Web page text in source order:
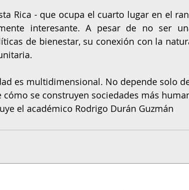
Rica - que ocupa el cuarto lugar en el
interesante. A pesar de no ser
de bienestar, su conexión con la
es multidimensional. No depende solo
se construyen sociedades más
el académico Rodrigo Durán Guzmán